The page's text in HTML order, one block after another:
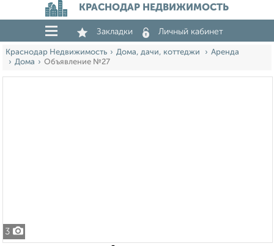
КРАСНОДАР НЕДВИЖИМОСТЬ
Закладки Личный кабинет
Краснодар Недвижимость Дома, дачи, коттеджи
Аренда
Дома
Объявление №27
3